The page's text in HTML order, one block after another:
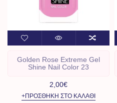
Golden Rose Extreme Gel
Shine Nail Color 23
2,00€
+ΠΡΟΣΘΉΚΗ ΣΤΟ ΚΑΛΆΘΙ